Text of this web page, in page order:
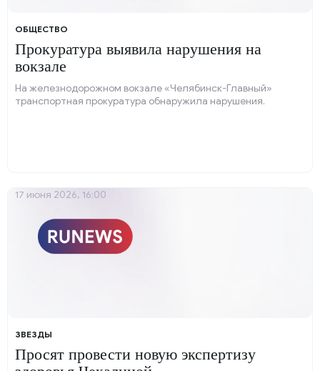
ОБЩЕСТВО
Прокуратура выявила нарушения на
вокзале
На железнодорожном вокзале «Челябинск-Главный»
транспортная прокуратура обнаружила нарушения.
ЗВЕЗДЫ
Просят провести новую экспертизу
17 июня 2026, 16:00